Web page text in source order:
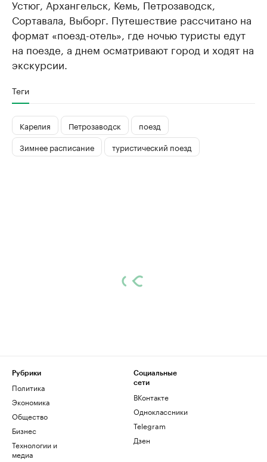
Устюг, Архангельск, Кемь, Петрозаводск,
Сортавала, Выборг. Путешествие рассчитано на
формат «поезд-отель», где ночью туристы едут
на поезде, а днем осматривают город и ходят на
экскурсии.
Теги
Карелия Петрозаводск
поезд
Зимнее расписание
туристический поезд
Рубрики
Политика
Экономика
Общество
Бизнес
Технологии и
медиа
Социальные
сети
ВКонтакте
Одноклассники
Telegram
Дзен